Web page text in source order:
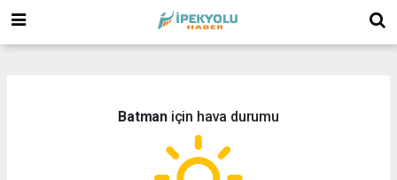
Batman için hava durumu